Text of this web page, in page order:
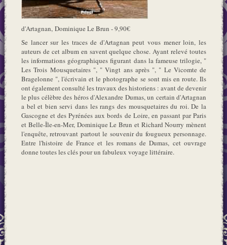
d'Artagnan, Dominique Le Brun - 9,90€
Se lancer sur les traces de d'Artagnan peut vous mener loin, les
auteurs de cet album en savent quelque chose. Ayant relevé toutes
les informations géographiques figurant dans la fameuse trilogie, "
Les Trois Mousquetaires ", " Vingt ans après ", " Le Vicomte de
Bragelonne ", l'écrivain et le photographe se sont mis en route. Ils
ont également consulté les travaux des historiens : avant de devenir
le plus célèbre des héros d'Alexandre Dumas, un certain d'Artagnan
a bel et bien servi dans les rangs des mousquetaires du roi. De la
Gascogne et des Pyrénées aux bords de Loire, en passant par Paris
et Belle-Île-en-Mer, Dominique Le Brun et Richard Nourry mènent
l'enquête, retrouvant partout le souvenir du fougueux personnage.
Entre l'histoire de France et les romans de Dumas, cet ouvrage
donne toutes les clés pour un fabuleux voyage littéraire.